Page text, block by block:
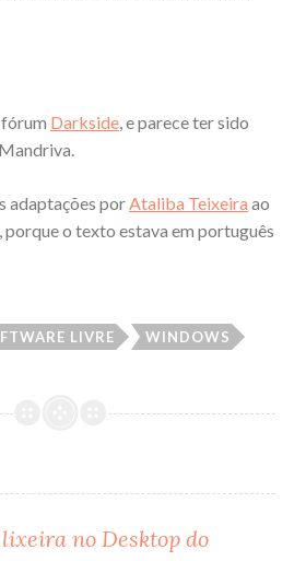
Darkside, e parece ter sido
adaptações porAtaliba Teixeira ao
o texto estava em português
LIVRE WINDOWS
no Desktop do